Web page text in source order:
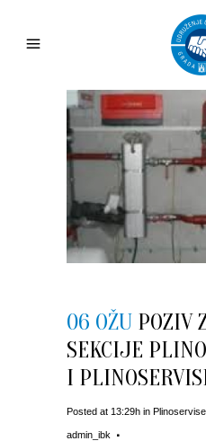
06 OŽU POZIV
SEKCIJE
I
Posted at 13:29h in
admin_ibk